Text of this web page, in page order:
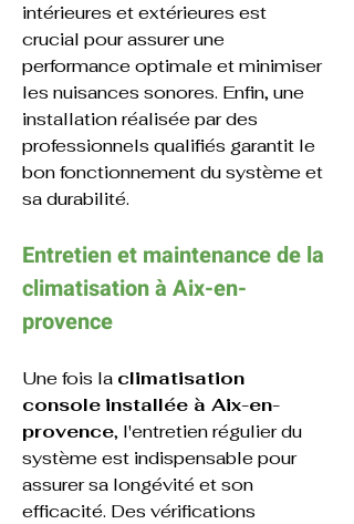
intérieures et extérieures est
crucial pour assurer une
performance optimale et minimiser
les nuisances sonores. Enfin, une
installation réalisée par des
professionnels qualifiés garantit le
bon fonctionnement du système et
sa durabilité.
Entretien et maintenance de la
climatisation à Aix-en-
provence
Une fois la climatisation
console installée à Aix-en-
provence, l'entretien régulier du
système est indispensable pour
assurer sa longévité et son
efficacité. Des vérifications